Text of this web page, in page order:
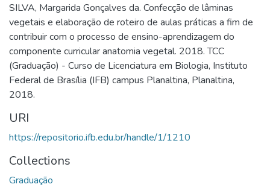
SILVA, Margarida Gonçalves da. Confecção de lâminas
vegetais e elaboração de roteiro de aulas práticas a fim de
contribuir com o processo de ensino-aprendizagem do
componente curricular anatomia vegetal. 2018. TCC
(Graduação) - Curso de Licenciatura em Biologia, Instituto
Federal de Brasília (IFB) campus Planaltina, Planaltina,
2018.
URI
https://repositorio.ifb.edu.br/handle/1/1210
Collections
Graduação